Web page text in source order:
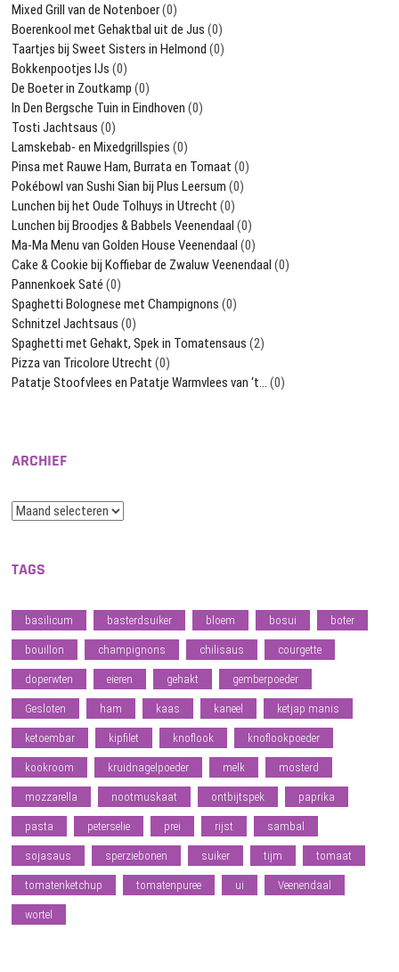
Mixed Grill van de Notenboer(0)
Boerenkool met Gehaktbal uit de Jus (0)
Taartjes bij Sweet Sisters in Helmond (0)
Bokkenpootjes IJs (0)
De Boeter in Zoutkamp (0)
In Den Bergsche Tuin in Eindhoven (0)
Tosti Jachtsaus (0)
Lamskebab- en Mixedgrillspies (0)
Pinsa met Rauwe Ham, Burrata en Tomaat (0)
Pokébowl van Sushi Sian bij Plus Leersum (0)
Lunchen bij het Oude Tolhuys in Utrecht (0)
Lunchen bij Broodjes & Babbels Veenendaal (0)
Ma-Ma Menu van Golden House Veenendaal (0)
Cake & Cookie bij Koffiebar de Zwaluw Veenendaal (0)
Pannenkoek Saté (0)
Spaghetti Bolognese met Champignons (0)
Schnitzel Jachtsaus (0)
Spaghetti met Gehakt, Spek in Tomatensaus (2)
Pizza van Tricolore Utrecht (0)
Patatje Stoofvlees en Patatje Warmvlees van ‘t… (0)
ARCHIEF
Archief
TAGS
basilicum basterdsuiker bloem bosui boter
bouillon champignons chilisaus courgette
doperwten eieren gehakt gemberpoeder
Gesloten ham kaas kaneel ketjap manis
ketoembar kipfilet knoflook knoflookpoeder
kookroom kruidnagelpoeder melk mosterd
mozzarella nootmuskaat ontbijtspek paprika
pasta peterselie prei rijst sambal
sojasaus sperziebonen suiker tijm tomaat
tomatenketchup tomatenpuree ui Veenendaal
wortel